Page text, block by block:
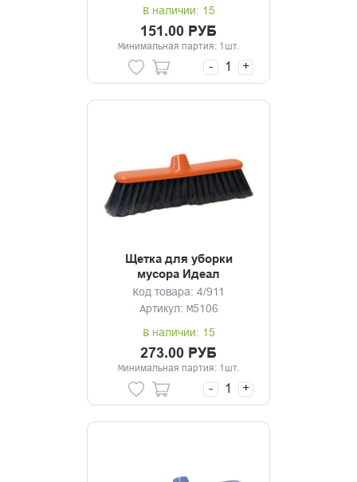
В наличии: 15
151.00 РУБ
Минимальная партия: 1шт.
- +
Щетка для уборки
мусора Идеал
оранжевый без черенка
Код товара: 4/911
Артикул: М5106
В наличии: 15
273.00 РУБ
Минимальная партия: 1шт.
- +